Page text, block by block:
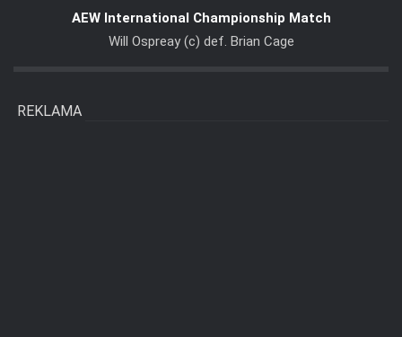
AEW International Championship Match
Will Ospreay (c) def. Brian Cage
REKLAMA